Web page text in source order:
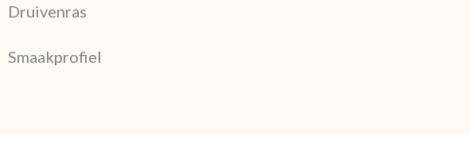
Druivenras
Smaakprofiel